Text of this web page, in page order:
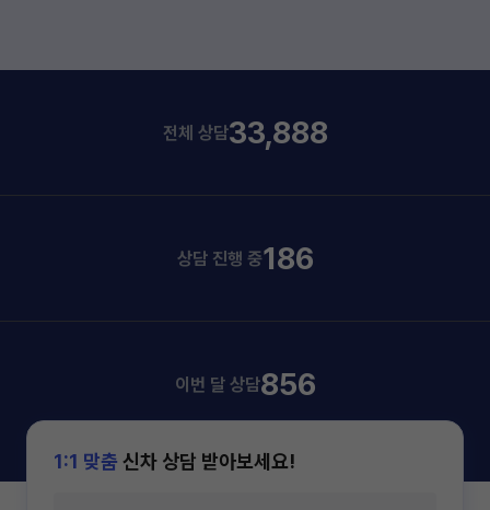
전체 상담33,888
상담 진행 중186
이번 달 상담856
1:1 맞춤 신차 상담 받아보세요!